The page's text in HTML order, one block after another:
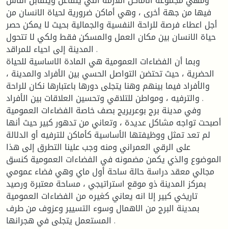
فيها من جهة أخرى ، وهي أماكن ضرورية لحياة الانسان من
أجل اعطاء فرصة للراحة النفسية والجمالية بحيث لا يمكن حصر
حياة الانسان بين مكان العمل والمسكن فقط ولكي لا تتحول
المدينة إلى احياء للمراقد .
وبما أن الفضاءات العمومية هي المادة الاساسية للحياة
الحضرية ، حيث تحتضن التواصل الحسي بين الأفراد والمدينة ،
والأفراد فيما بينهم وهنا يتجلى دورها باعتبارها نكان للراحة
والترفيه ، ومواطن للتلاقي وتحسين العلاقات بين الأفراد .
وفي مدينة برج بوعريريج بصف خاصة الفضاءات العمومية
أصبحت تواجه مشاكل عديدة ، وتعاني من تدهور كبير حيث أنها
لم تعد تمثل ووظيفتها الأساسية كأماكن للترفيه أو الدلالة
على الرقي العمراني ومنه وجب علينا التطرق إلى هذا
الموضوع والذي يكمن مضمونه في الفضاءات العمومية كنسق
مجالي معقد دراسة حالة ساحة أول ماي وهي فضاء عمومي
بمركز المدينة ذو موقع استراتيجي ، مساحة معتبرة ورصيد
تاريخي كبير إلا انه يعاني كغيره من الفضاءات العمومية
بمدينة البرج من الاهمال وسوء التسيير وعزوف من طرف
المستعمل يتجلى في هجرانها .